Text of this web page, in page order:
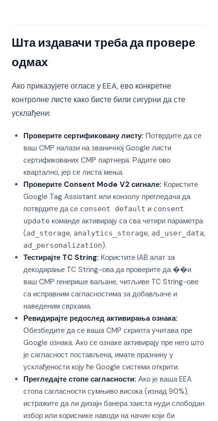
Шта издавачи треба да провере
одмах
Ако приказујете огласе у EEA, ево конкретне
контролне листе како бисте били сигурни да сте
усклађени:
Проверите сертификовану листу: Потврдите да се
ваш CMP налази на званичној Google листи
сертификованих CMP партнера. Радите ово
квартално, јер се листа мења.
Проверите Consent Mode V2 сигнале: Користите
Google Tag Assistant или конзолу прегледача да
потврдите да се consent default и consent
update команде активирају са сва четири параметра
(ad_storage, analytics_storage, ad_user_data,
ad_personalization).
Тестирајте TC String: Користите IAB алат за
декодирање TC String-ова да проверите да ��и
ваш CMP генерише ваљане, читљиве TC String-ове
са исправним сагласностима за добављаче и
наведеним сврхама.
Ревидирајте редослед активирања ознака:
Обезбедите да се ваша CMP скрипта учитава пре
Google ознака. Ако се ознаке активирају пре него што
је сагласност постављена, имате празнину у
усклађености коју ће Google системи открити.
Прегледајте стопе сагласности: Ако је ваша EEA
стопа сагласности сумњиво висока (изнад 90%),
истражите да ли дизајн банера заиста нуди слободан
избор или кориснике наводи на начин који би